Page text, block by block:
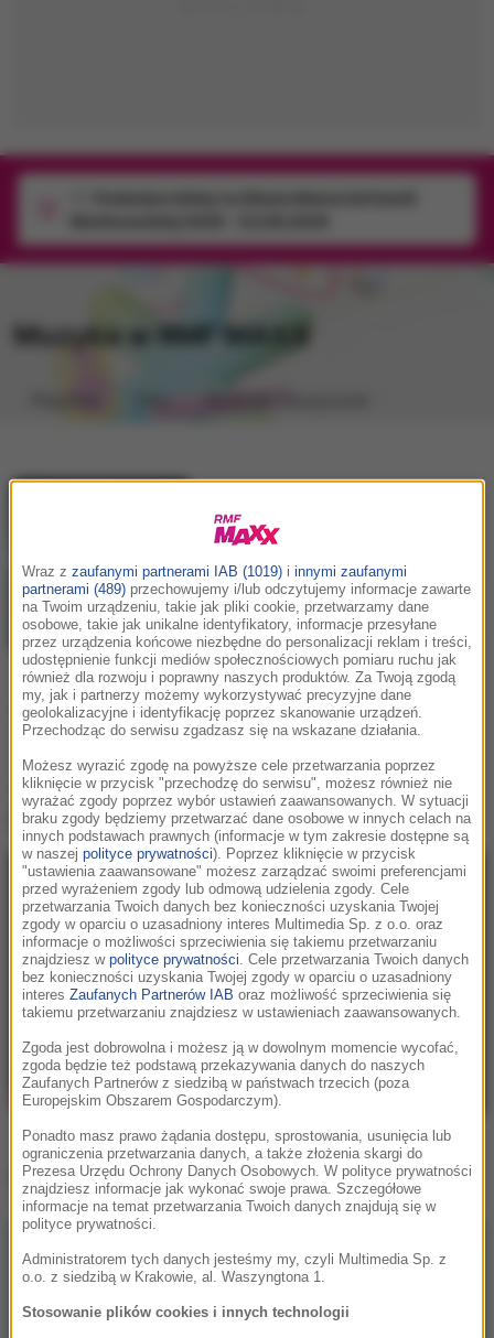
Muzyka w RMF MAXX
Deorro
Five More Hours
Podziel się:
TeledyskDeorro / Chris Brown - Five More
Hours:
Inne teledyski
Wraz z zaufanymi partnerami IAB (1019) i innymi zaufanymi
partnerami (489) przechowujemy i/lub odczytujemy informacje zawarte
na Twoim urządzeniu, takie jak pliki cookie, przetwarzamy dane
osobowe, takie jak unikalne identyfikatory, informacje przesyłane
przez urządzenia końcowe niezbędne do personalizacji reklam i treści,
udostępnienie funkcji mediów społecznościowych pomiaru ruchu jak
również dla rozwoju i poprawny naszych produktów. Za Twoją zgodą
my, jak i partnerzy możemy wykorzystywać precyzyjne dane
geolokalizacyjne i identyfikację poprzez skanowanie urządzeń.
Przechodząc do serwisu zgadzasz się na wskazane działania.
Możesz wyrazić zgodę na powyższe cele przetwarzania poprzez
kliknięcie w przycisk "przechodzę do serwisu", możesz również nie
wyrażać zgody poprzez wybór ustawień zaawansowanych. W sytuacji
braku zgody będziemy przetwarzać dane osobowe w innych celach na
innych podstawach prawnych (informacje w tym zakresie dostępne są
w naszej polityce prywatności). Poprzez kliknięcie w przycisk
"ustawienia zaawansowane" możesz zarządzać swoimi preferencjami
przed wyrażeniem zgody lub odmową udzielenia zgody. Cele
przetwarzania Twoich danych bez konieczności uzyskania Twojej
zgody w oparciu o uzasadniony interes Multimedia Sp. z o.o. oraz
informacje o możliwości sprzeciwienia się takiemu przetwarzaniu
znajdziesz w polityce prywatności . Cele przetwarzania Twoich danych
bez konieczności uzyskania Twojej zgody w oparciu o uzasadniony
interes Zaufanych Partnerów IAB oraz możliwość sprzeciwienia się
takiemu przetwarzaniu znajdziesz w ustawieniach zaawansowanych.
Zgoda jest dobrowolna i możesz ją w dowolnym momencie wycofać,
zgoda będzie też podstawą przekazywania danych do naszych
Zaufanych Partnerów z siedzibą w państwach trzecich (poza
Europejskim Obszarem Gospodarczym).
Ponadto masz prawo żądania dostępu, sprostowania, usunięcia lub
ograniczenia przetwarzania danych, a także złożenia skargi do
Prezesa Urzędu Ochrony Danych Osobowych. W polityce prywatności
znajdziesz informacje jak wykonać swoje prawa. Szczegółowe
informacje na temat przetwarzania Twoich danych znajdują się w
polityce prywatności.
Administratorem tych danych jesteśmy my, czyli Multimedia Sp. z
o.o. z siedzibą w Krakowie, al. Waszyngtona 1.
Stosowanie plików cookies i innych technologii